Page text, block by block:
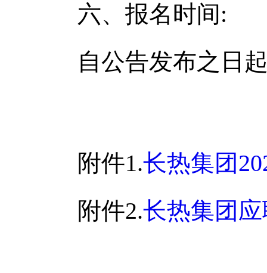
六、报名时间:
自公告发布之日起
附件1.长热集团
附件2.长热集团